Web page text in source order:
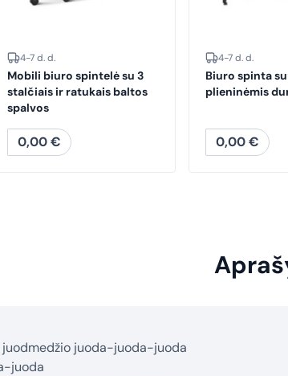
4-7 d. d.
Mobili biuro spintelė su 3
stalčiais ir ratukais baltos
spalvos
0,00€
4-7 d. d.
Biuro spinta
plieninėmis
0,00€
juoda-juoda-juoda
juoda